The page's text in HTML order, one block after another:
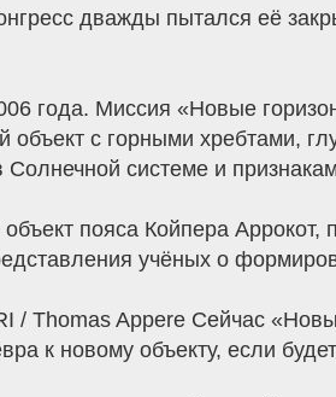
дважды пытался её
года. Миссия «Новые
объект с горными хребтами,
системе и
пояса Койпера
учёных о
/ Thomas Appere Сейчас
к новому объекту, если